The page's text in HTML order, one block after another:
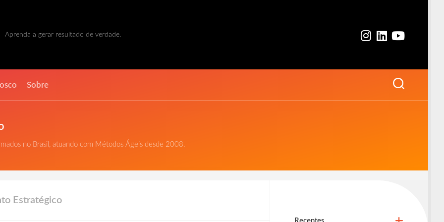
Aprenda a gerar resultado de verdade.
Sobre
no Brasil, atuando com Métodos Ágeis desde 2008.
Estratégico